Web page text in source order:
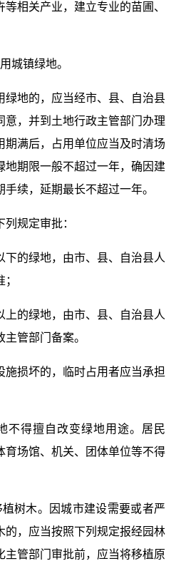
相关产业，建立专业的苗圃、
城镇绿地。
绿地的，应当经市、县、自治县
意，并到土地行政主管部门办理
期满后，占用单位应当及时清场
地期限一般不超过一年，确因建
续，延期最长不超过一年。
规定审批：
下的绿地，由市、县、自治县人
上的绿地，由市、县、自治县人
管部门备案。
施损坏的，临时占用者应当承担
不得擅自改变绿地用途。居民
育场馆、机关、团体单位等不得
树木。因城市建设需要或者严
的，应当按照下列规定报经园林
管部门审批前，应当将移植原